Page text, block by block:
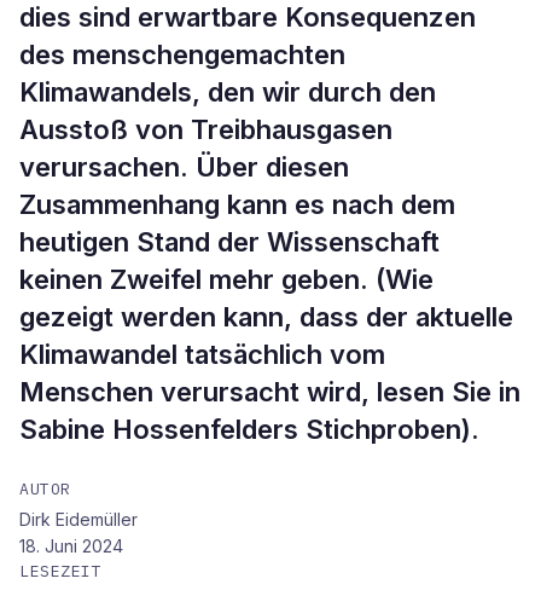
dies sind erwartbare Konsequenzen
des menschengemachten
Klimawandels, den wir durch den
Ausstoß von Treibhausgasen
verursachen. Über diesen
Zusammenhang kann es nach dem
heutigen Stand der Wissenschaft
keinen Zweifel mehr geben. (Wie
gezeigt werden kann, dass der aktuelle
Klimawandel tatsächlich vom
Menschen verursacht wird, lesen Sie in
Sabine Hossenfelders Stichproben).
AUTOR
Dirk Eidemüller
18. Juni 2024
LESEZEIT